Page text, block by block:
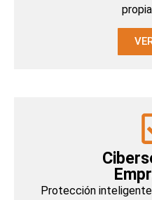
Protección